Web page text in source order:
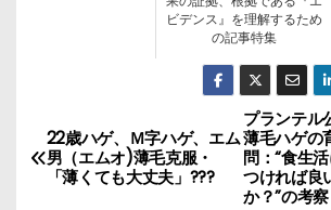
ビデンス』を理解するため
の記事特集
投
稿
プランテル
薄毛ハゲの
問：“食生
つければ良
か？”の考察
22歳ハゲ、Ｍ字ハゲ、エム
男（エムオ)薄毛克服・
「薄くても大丈夫」???